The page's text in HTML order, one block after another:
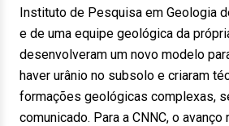
Instituto de Pesquisa em Geologia
e de uma equipe geológica da
desenvolveram um novo modelo
haver urânio no subsolo e criaram
formações geológicas complexas,
comunicado. Para a CNNC, o